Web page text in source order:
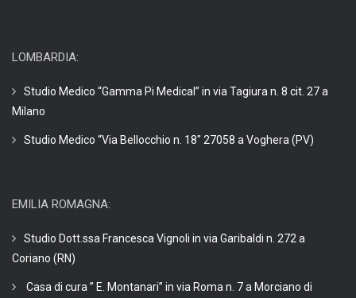
LOMBARDIA:
Studio Medico “Gamma Pi Medical” in via Tagiura n. 8 cit. 27 a
Milano
Studio Medico “Via Bellocchio n. 18″ 27058 a Voghera (PV)
EMILIA ROMAGNA:
Studio Dott.ssa Francesca Vignoli in via Garibaldi n. 272 a
Coriano (RN)
Casa di cura ” E. Montanari” in via Roma n. 7 a Morciano di